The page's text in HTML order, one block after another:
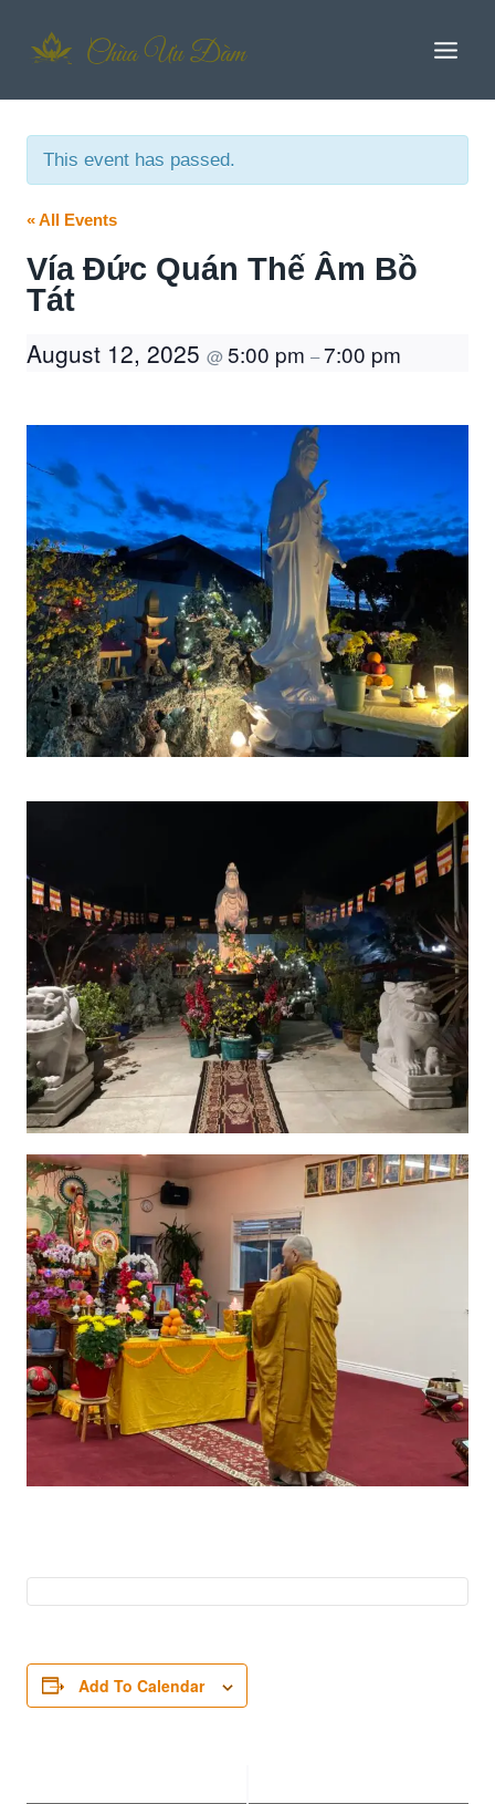
This event has passed.
« All Events
Vía Đức Quán Thế Âm Bồ
Tát
August 12, 2025 @5:00 pm –7:00 pm
Add To Calendar